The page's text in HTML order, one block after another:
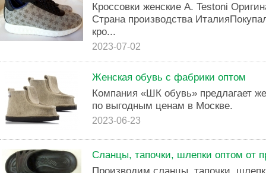
Кроссовки женские A. Testoni
Страна производства
кро...
2023-07-02
Женская обувь с фабрики оптом
Компания «ШК обувь» предлагает
по выгодным ценам в Москве.
2023-06-23
Сланцы, тапочки, шлепки оптом от
Производим сланцы, тапочки,